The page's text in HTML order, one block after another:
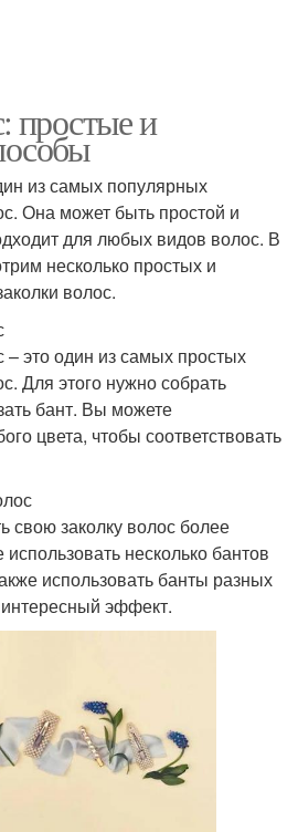
простые и
из самых популярных
Она может быть простой и
для любых видов волос. В
несколько простых и
волос.
– это один из самых простых
Для этого нужно собрать
бант. Вы можете
цвета, чтобы соответствовать
свою заколку волос более
несколько бантов
использовать банты разных
эффект.